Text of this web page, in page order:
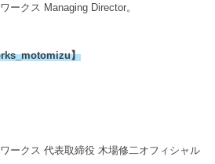
ークス Managing Director。
】
ークス 代表取締役 木場修二オフィシャル